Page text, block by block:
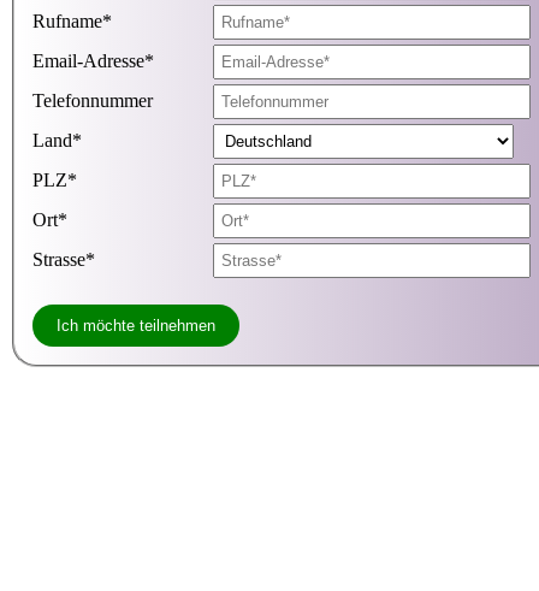
Rufname*
Email-Adresse*
Telefonnummer
Land*
PLZ*
Ort*
Strasse*
Ich möchte teilnehmen